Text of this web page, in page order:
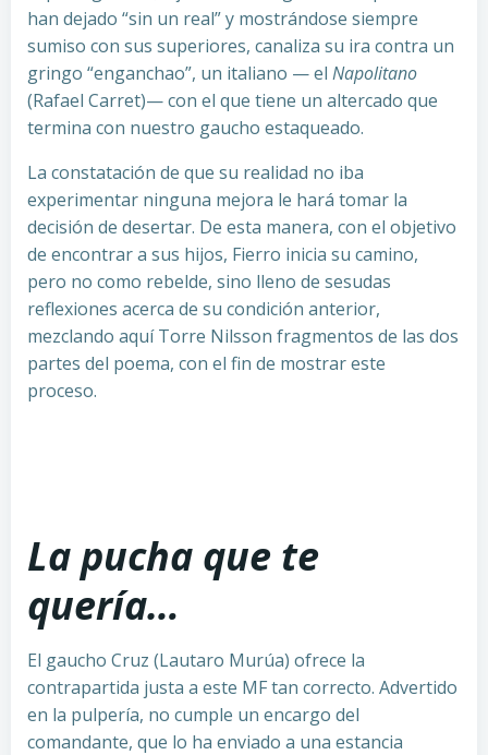
han dejado “sin un real” y mostrándose siempre
sumiso con sus superiores, canaliza su ira contra un
gringo “enganchao”, un italiano — el Napolitano
(Rafael Carret)— con el que tiene un altercado que
termina con nuestro gaucho estaqueado.
La constatación de que su realidad no iba
experimentar ninguna mejora le hará tomar la
decisión de desertar. De esta manera, con el objetivo
de encontrar a sus hijos, Fierro inicia su camino,
pero no como rebelde, sino lleno de sesudas
reflexiones acerca de su condición anterior,
mezclando aquí Torre Nilsson fragmentos de las dos
partes del poema, con el fin de mostrar este
proceso.
La pucha que te
quería…
El gaucho Cruz (Lautaro Murúa) ofrece la
contrapartida justa a este MF tan correcto. Advertido
en la pulpería, no cumple un encargo del
comandante, que lo ha enviado a una estancia